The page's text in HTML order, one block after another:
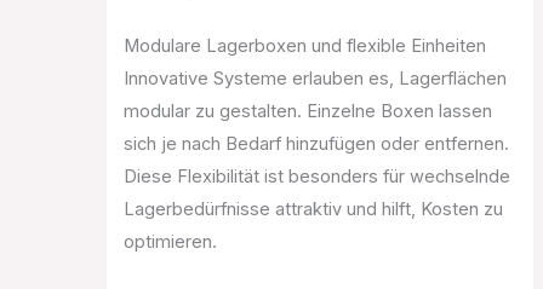
Modulare Lagerboxen und flexible Einheiten
Innovative Systeme erlauben es, Lagerflächen
modular zu gestalten. Einzelne Boxen lassen
sich je nach Bedarf hinzufügen oder entfernen.
Diese Flexibilität ist besonders für wechselnde
Lagerbedürfnisse attraktiv und hilft, Kosten zu
optimieren.